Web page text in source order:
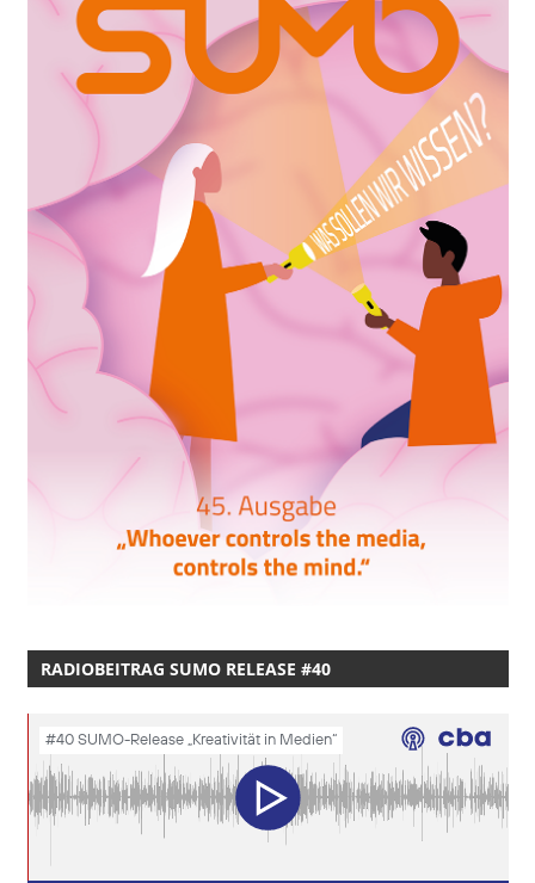
RADIOBEITRAG SUMO RELEASE #40